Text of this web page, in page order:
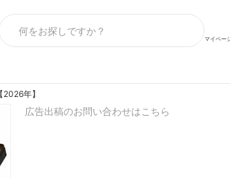
マイペー
年】
広告出稿のお問い合わせはこちら